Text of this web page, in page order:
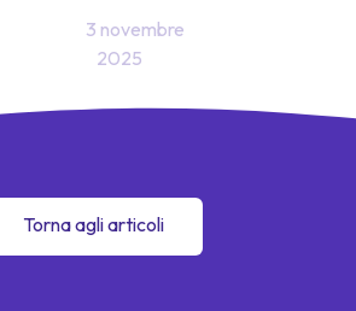
3 novembre
2025
Torna agli articoli